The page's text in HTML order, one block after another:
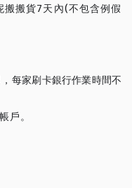
搬貨7天內(不包含例假
每家刷卡銀行作業時間不
戶。